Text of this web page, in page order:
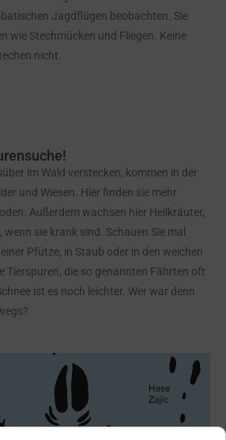
Jagdflügen beobachten. Sie
wie Stechmücken und Fliegen. Keine
nicht.
im Wald verstecken, kommen in der
und Wiesen. Hier finden sie mehr
Außerdem wachsen hier Heilkräuter,
wenn sie krank sind. Schauen Sie mal
Pfütze, in Staub oder in den weichen
Tierspuren, die so genannten Fährten oft
ist es noch leichter. Wer war denn